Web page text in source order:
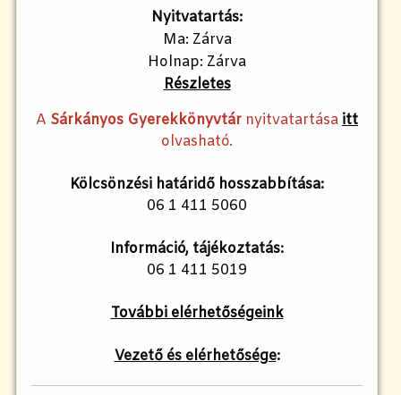
Nyitvatartás:
Ma: Zárva
Holnap: Zárva
Részletes
A Sárkányos Gyerekkönyvtár nyitvatartása itt
olvasható.
Kölcsönzési határidő hosszabbítása:
06 1 411 5060
Információ, tájékoztatás:
06 1 411 5019
További elérhetőségeink
Vezető és elérhetősége: